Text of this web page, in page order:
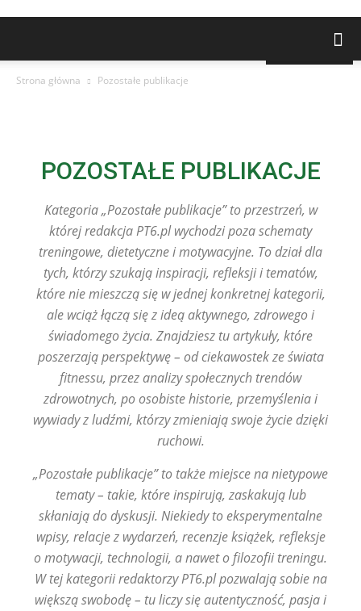
Strona główna Pozostałe publikacje
POZOSTAŁE PUBLIKACJE
Kategoria „Pozostałe publikacje” to przestrzeń, w
której redakcja PT6.pl wychodzi poza schematy
treningowe, dietetyczne i motywacyjne. To dział dla
tych, którzy szukają inspiracji, refleksji i tematów,
które nie mieszczą się w jednej konkretnej kategorii,
ale wciąż łączą się z ideą aktywnego, zdrowego i
świadomego życia. Znajdziesz tu artykuły, które
poszerzają perspektywę – od ciekawostek ze świata
fitnessu, przez analizy społecznych trendów
zdrowotnych, po osobiste historie, przemyślenia i
wywiady z ludźmi, którzy zmieniają swoje życie dzięki
ruchowi.
„Pozostałe publikacje” to także miejsce na nietypowe
tematy – takie, które inspirują, zaskakują lub
skłaniają do dyskusji. Niekiedy to eksperymentalne
wpisy, relacje z wydarzeń, recenzje książek, refleksje
o motywacji, technologii, a nawet o filozofii treningu.
W tej kategorii redaktorzy PT6.pl pozwalają sobie na
większą swobodę – tu liczy się autentyczność, pasja i